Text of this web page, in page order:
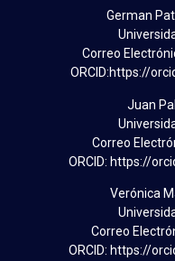
German
Correo
ORCID:https://
Juan
Correo
ORCID: https://
Verónica
Correo
ORCID: https://